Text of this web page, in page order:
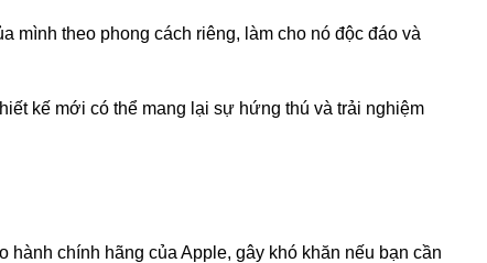
mình theo phong cách riêng, làm cho nó độc đáo và
kế mới có thể mang lại sự hứng thú và trải nghiệm
hành chính hãng của Apple, gây khó khăn nếu bạn cần